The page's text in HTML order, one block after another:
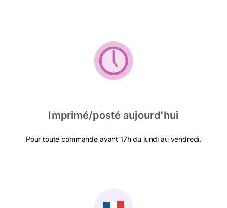
Imprimé/posté aujourd'hui
Pour toute commande avant 17h du lundi au vendredi.